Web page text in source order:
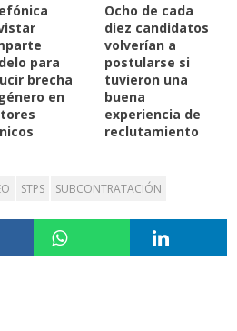
para
brecha
en
Ocho de cada
diez candidatos
volverían a
postularse si
tuvieron una
buena
experiencia de
reclutamiento
STPS SUBCONTRATACIÓN